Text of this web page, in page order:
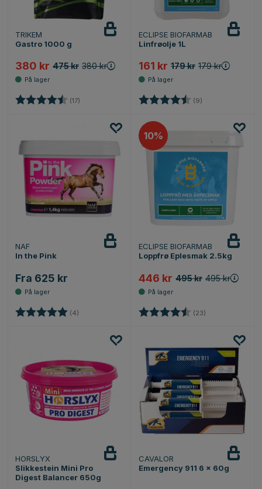
TRIKEM
Gastro 1000 g
380 kr 475 kr 380 kr
Karakter: (17)
ECLIPSE BIOFARMAB
Linfrøolje 1L
161 kr 179 kr 179 kr
Karakter: (9)
NAF
In the Pink
Fra 625 kr
Karakter: (4)
10%
ECLIPSE BIOFARMAB
Loppfrø Eplesmak 2.5kg
446 kr 495 kr 495 kr
Karakter: (23)
HORSLYX
Slikkestein Mini Pro
Digest Balancer 650g
CAVALOR
Emergency 911 6 x 60g